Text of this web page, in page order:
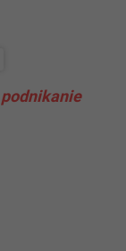
podnikanie